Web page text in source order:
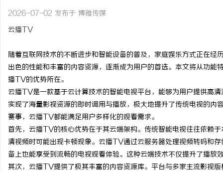
2026-07-02 发布于 博雅传媒
云播TV
随着互联网技术的不断进步和智能设备的普及，家庭娱乐方式正在
出色的性能和丰富的内容资源，逐渐成为用户的首选。本文将从功
播TV的优势所在。
云播TV是一款基于云计算技术的智能电视平台，能够为用户提供高
实现了海量影视资源的即时调用与播放，极大地提升了传统电视的
赛事，云播TV都能满足用户多样化的观看需求。
首先，云播TV的核心优势在于其云端架构。传统智能电视往往依赖
清视频时可能出现卡顿现象。云播TV通过云服务器处理视频转码和
备上也能享受到流畅的电视观看体验。这种云端技术不仅提升了播放
其次，云播TV提供了极其丰富的内容资源库。平台与多家主流影视